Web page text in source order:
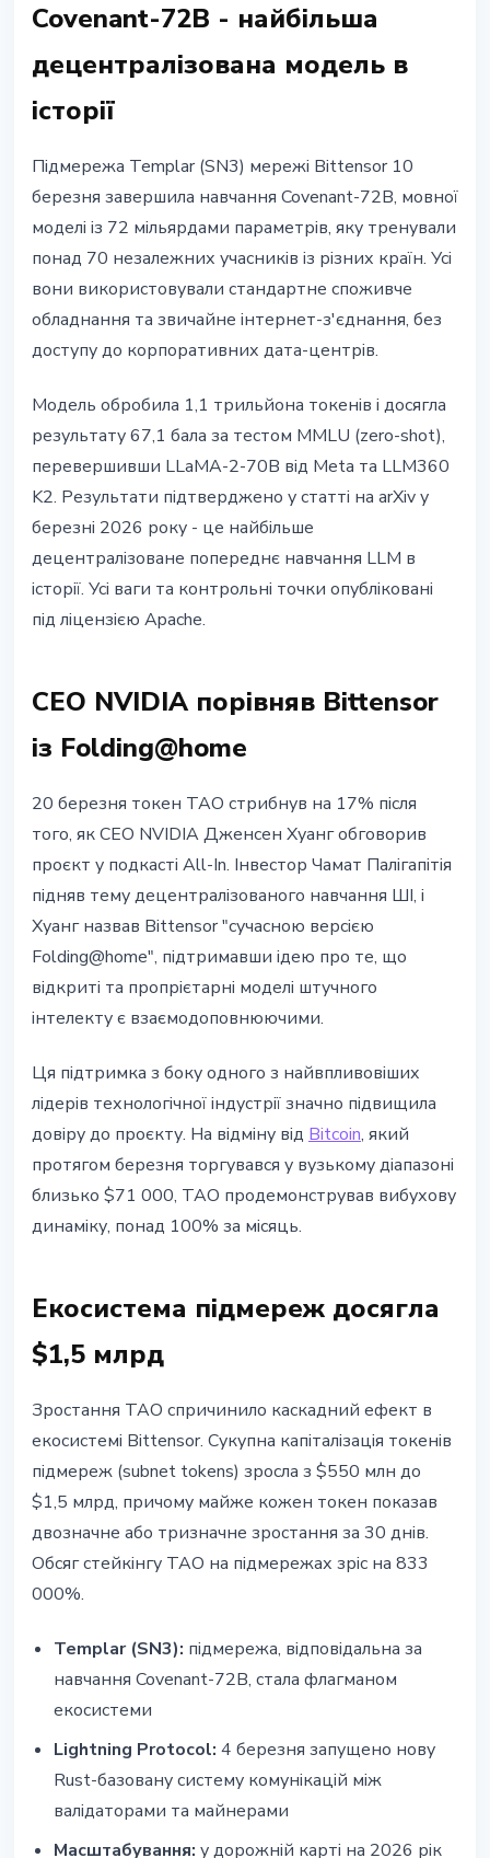
Covenant-72B - найбільша
децентралізована модель в
історії
Підмережа Templar (SN3) мережі Bittensor 10
березня завершила навчання Covenant-72B, мовної
моделі із 72 мільярдами параметрів, яку тренували
понад 70 незалежних учасників із різних країн. Усі
вони використовували стандартне споживче
обладнання та звичайне інтернет-з'єднання, без
доступу до корпоративних дата-центрів.
Модель обробила 1,1 трильйона токенів і досягла
результату 67,1 бала за тестом MMLU (zero-shot),
перевершивши LLaMA-2-70B від Meta та LLM360
K2. Результати підтверджено у статті на arXiv у
березні 2026 року - це найбільше
децентралізоване попереднє навчання LLM в
історії. Усі ваги та контрольні точки опубліковані
під ліцензією Apache.
CEO NVIDIA порівняв Bittensor
із Folding@home
20 березня токен TAO стрибнув на 17% після
того, як CEO NVIDIA Дженсен Хуанг обговорив
проєкт у подкасті All-In. Інвестор Чамат Палігапітія
підняв тему децентралізованого навчання ШІ, і
Хуанг назвав Bittensor "сучасною версією
Folding@home", підтримавши ідею про те, що
відкриті та пропрієтарні моделі штучного
інтелекту є взаємодоповнюючими.
Ця підтримка з боку одного з найвпливовіших
лідерів технологічної індустрії значно підвищила
довіру до проєкту. На відміну від Bitcoin, який
протягом березня торгувався у вузькому діапазоні
близько $71 000, TAO продемонстрував вибухову
динаміку, понад 100% за місяць.
Екосистема підмереж досягла
$1,5 млрд
Зростання TAO спричинило каскадний ефект в
екосистемі Bittensor. Сукупна капіталізація токенів
підмереж (subnet tokens) зросла з $550 млн до
$1,5 млрд, причому майже кожен токен показав
двозначне або тризначне зростання за 30 днів.
Обсяг стейкінгу TAO на підмережах зріс на 833
000%.
Templar (SN3): підмережа, відповідальна за
навчання Covenant-72B, стала флагманом
екосистеми
Lightning Protocol: 4 березня запущено нову
Rust-базовану систему комунікацій між
валідаторами та майнерами
Масштабування: у дорожній карті на 2026 рік